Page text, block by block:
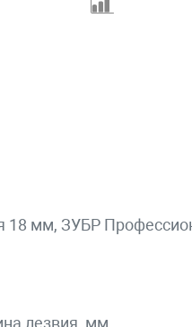
18 мм, ЗУБР
лезвия, мм